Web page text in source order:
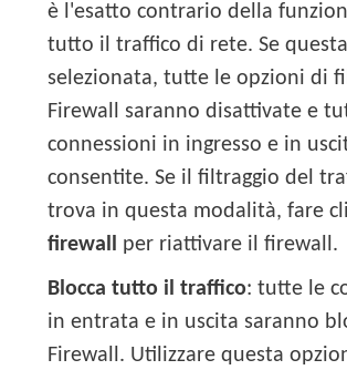
è l'esatto contrario della
tutto il traffico di rete. Se
selezionata, tutte le opzioni di
Firewall saranno disattivate e
connessioni in ingresso e in
consentite. Se il filtraggio del
trova in questa modalità, fare
firewall per riattivare il firewall.
Blocca tutto il traffico: tutte le
in entrata e in uscita saranno
Firewall. Utilizzare questa